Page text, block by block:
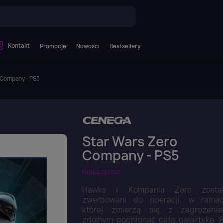
Kontakt Promocje Nowości Bestsellery
- PS5
Star Wars Zero
Company - PS5
Dodaj opinie
Hawks i Kompania Zero
zwerbowani do operacji, w
której zmierzą się z
zdolnym pochłonąć całą galaktykę.